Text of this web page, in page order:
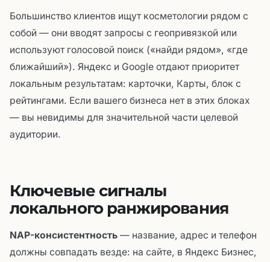
Большинство клиентов ищут косметологии рядом с
собой — они вводят запросы с геопривязкой или
используют голосовой поиск («найди рядом», «где
ближайший»). Яндекс и Google отдают приоритет
локальным результатам: карточки, Карты, блок с
рейтингами. Если вашего бизнеса нет в этих блоках
— вы невидимы для значительной части целевой
аудитории.
Ключевые сигналы
локального ранжирования
NAP-консистентность — название, адрес и телефон
должны совпадать везде: на сайте, в Яндекс Бизнес,